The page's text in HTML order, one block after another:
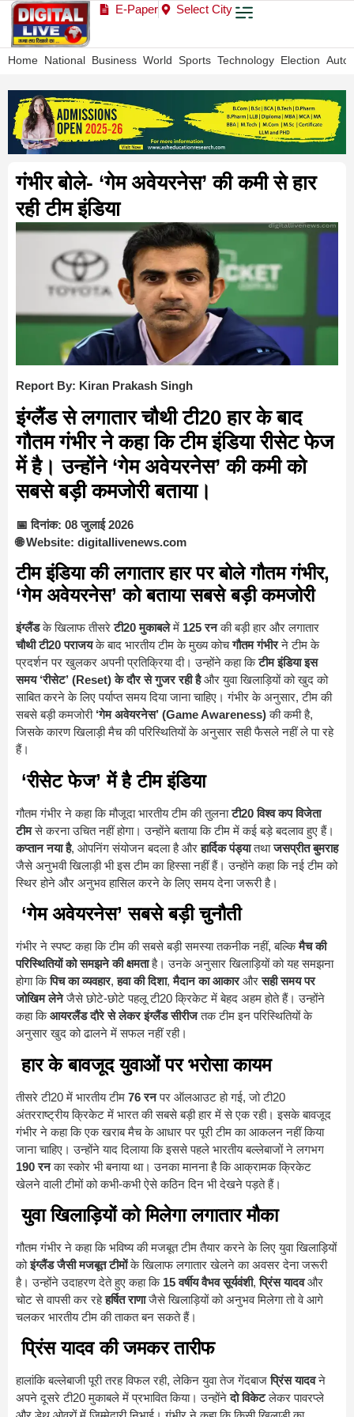
E-Paper Select City
Home National Business World Sports Technology Election Auto
गंभीर बोले- ‘गेम अवेयरनेस’ की कमी से हार
रही टीम इंडिया
Report By: Kiran Prakash Singh
इंग्लैंड से लगातार चौथी टी20 हार के बाद
गौतम गंभीर ने कहा कि टीम इंडिया रीसेट फेज
में है। उन्होंने ‘गेम अवेयरनेस’ की कमी को
सबसे बड़ी कमजोरी बताया।
📅 दिनांक: 08 जुलाई 2026
🌐 Website: digitallivenews.com
टीम इंडिया की लगातार हार पर बोले गौतम गंभीर,
‘गेम अवेयरनेस’ को बताया सबसे बड़ी कमजोरी
इंग्लैंडके खिलाफ तीसरेटी20 मुकाबलेमें 125 रनकी बड़ी हार और लगातार
चौथी टी20 पराजयके बाद भारतीय टीम के मुख्य कोचगौतम गंभीरने टीम के
प्रदर्शन पर खुलकर अपनी प्रतिक्रिया दी। उन्होंने कहा किटीम इंडिया इस
समय ‘रीसेट’ (Reset) के दौर से गुजर रही हैऔर युवा खिलाड़ियों को खुद को
साबित करने के लिए पर्याप्त समय दिया जाना चाहिए। गंभीर के अनुसार, टीम की
सबसे बड़ी कमजोरी ‘गेम अवेयरनेस’ (Game Awareness)की कमी है,
जिसके कारण खिलाड़ी मैच की परिस्थितियों के अनुसार सही फैसले नहीं ले पा रहे
हैं।
‘रीसेट फेज’ में है टीम इंडिया
गौतम गंभीर ने कहा कि मौजूदा भारतीय टीम की तुलनाटी20 विश्व कप विजेता
टीमसे करना उचित नहीं होगा। उन्होंने बताया कि टीम में कई बड़े बदलाव हुए हैं।
कप्तान नया है, ओपनिंग संयोजन बदला है औरहार्दिक पंड्यातथाजसप्रीत बुमराह
जैसे अनुभवी खिलाड़ी भी इस टीम का हिस्सा नहीं हैं। उन्होंने कहा कि नई टीम को
स्थिर होने और अनुभव हासिल करने के लिए समय देना जरूरी है।
‘गेम अवेयरनेस’ सबसे बड़ी चुनौती
गंभीर ने स्पष्ट कहा कि टीम की सबसे बड़ी समस्या तकनीक नहीं, बल्किमैच की
परिस्थितियों को समझने की क्षमताहै। उनके अनुसार खिलाड़ियों को यह समझना
होगा किपिच का व्यवहार,हवा की दिशा,मैदान का आकारऔरसही समय पर
जोखिम लेनेजैसे छोटे-छोटे पहलू टी20 क्रिकेट में बेहद अहम होते हैं। उन्होंने
कहा किआयरलैंड दौरे से लेकर इंग्लैंड सीरीजतक टीम इन परिस्थितियों के
अनुसार खुद को ढालने में सफल नहीं रही।
हार के बावजूद युवाओं पर भरोसा कायम
तीसरे टी20 में भारतीय टीम 76 रनपर ऑलआउट हो गई, जो टी20
अंतरराष्ट्रीय क्रिकेट में भारत की सबसे बड़ी हार में से एक रही। इसके बावजूद
गंभीर ने कहा कि एक खराब मैच के आधार पर पूरी टीम का आकलन नहीं किया
जाना चाहिए। उन्होंने याद दिलाया कि इससे पहले भारतीय बल्लेबाजों ने लगभग
190 रनका स्कोर भी बनाया था। उनका मानना है कि आक्रामक क्रिकेट
खेलने वाली टीमों को कभी-कभी ऐसे कठिन दिन भी देखने पड़ते हैं।
युवा खिलाड़ियों को मिलेगा लगातार मौका
गौतम गंभीर ने कहा कि भविष्य की मजबूत टीम तैयार करने के लिए युवा खिलाड़ियों
कोइंग्लैंड जैसी मजबूत टीमोंके खिलाफ लगातार खेलने का अवसर देना जरूरी
है। उन्होंने उदाहरण देते हुए कहा कि 15 वर्षीय वैभव सूर्यवंशी,प्रिंस यादवऔर
चोट से वापसी कर रहेहर्षित राणाजैसे खिलाड़ियों को अनुभव मिलेगा तो वे आगे
चलकर भारतीय टीम की ताकत बन सकते हैं।
प्रिंस यादव की जमकर तारीफ
हालांकि बल्लेबाजी पूरी तरह विफल रही, लेकिन युवा तेज गेंदबाजप्रिंस यादवने
अपने दूसरे टी20 मुकाबले में प्रभावित किया। उन्होंनेदो विकेटलेकर पावरप्ले